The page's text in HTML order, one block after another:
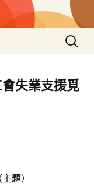
搜
尋
鍵
字:
失業支援覓
題）